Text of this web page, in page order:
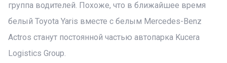
группа водителей. Похоже, что в ближайшее время
белый Toyota Yaris вместе с белым Mercedes-Benz
Actros станут постоянной частью автопарка Kucera
Logistics Group.